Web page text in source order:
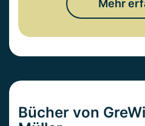
Mehr
Bücher von